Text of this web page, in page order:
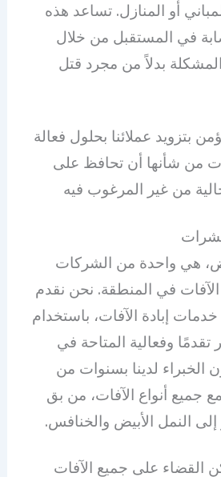
أو المنازل. تساعد هذه
في المستقبل من خلال
بدلاً من مجرد قتل
بتزويد عملائنا بحلول فعالة
من شأنها أن تحافظ على
من غير المرغوب فيه
هي واحدة من الشركات
في المنطقة. نحن نقدم
إبادة الآفات، باستخدام
تقدمًا وفعالية المتاحة في
الخبراء لدينا بسنوات من
جميع أنواع الآفات، من بق
النمل الأبيض والخنافس.
القضاء على جميع الآفات